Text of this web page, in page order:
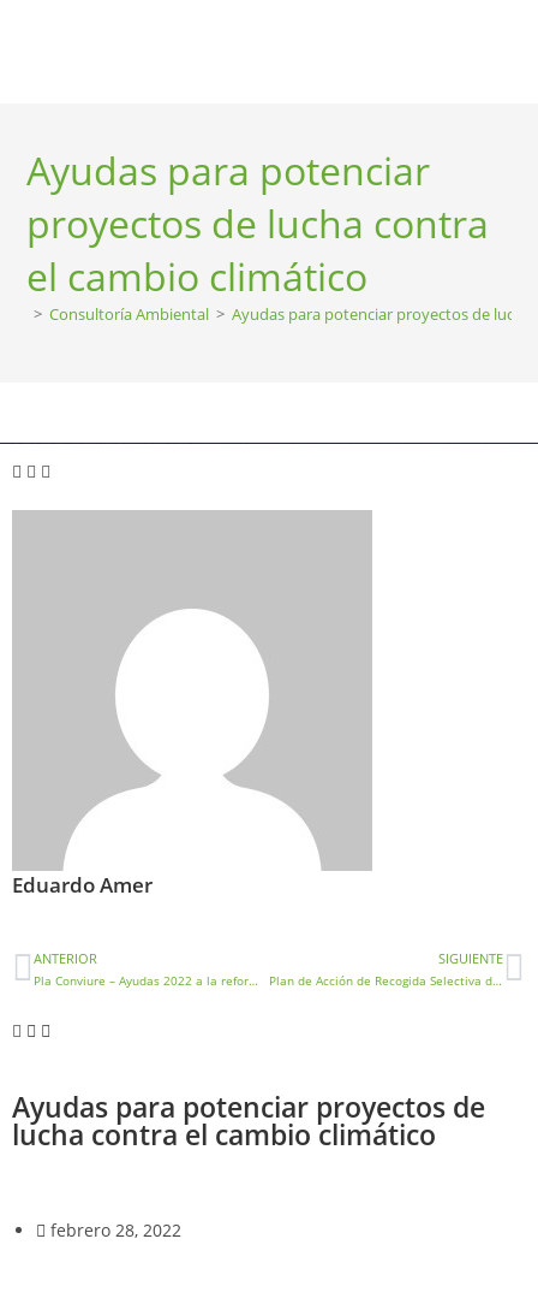
Ayudas para potenciar
proyectos de lucha contra
el cambio climático
> Consultoría Ambiental > Ayudas para potenciar proyectos de
Eduardo Amer
ANTERIOR
Pla Conviure – Ayudas 2022 a la reforma, rehabilitación y actuaciones urbanas
SIGUIENTE
Plan de Acción de Recogida Selectiva de Residuos de Envases de la Comunitat Valenciana
Ayudas para potenciar proyectos de
lucha contra el cambio climático
febrero 28, 2022